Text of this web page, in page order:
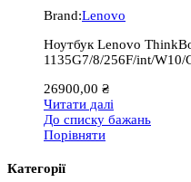
Brand:Lenovo
Ноутбук Lenovo
1135G7/8/256F/int/
26900,00 ₴
Читати далі
До списку бажань
Порівняти
Категорії